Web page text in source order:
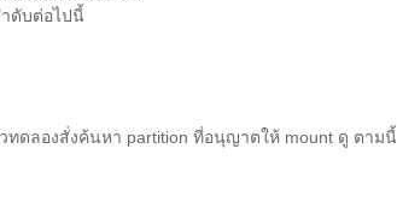
ดับต่อไปนี้
ทดลองสั่งค้นหา partition ที่อนุญาตให้ mount ดู ตามนี้